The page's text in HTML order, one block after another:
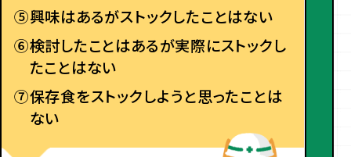
⑤興味はあるがストックしたことはない
⑥検討したことはあるが実際にストックし
たことはない
⑦保存食をストックしようと思ったことは
ない